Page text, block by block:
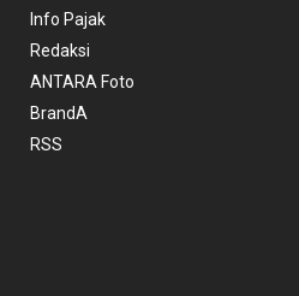
Info Pajak
Redaksi
ANTARA Foto
BrandA
RSS